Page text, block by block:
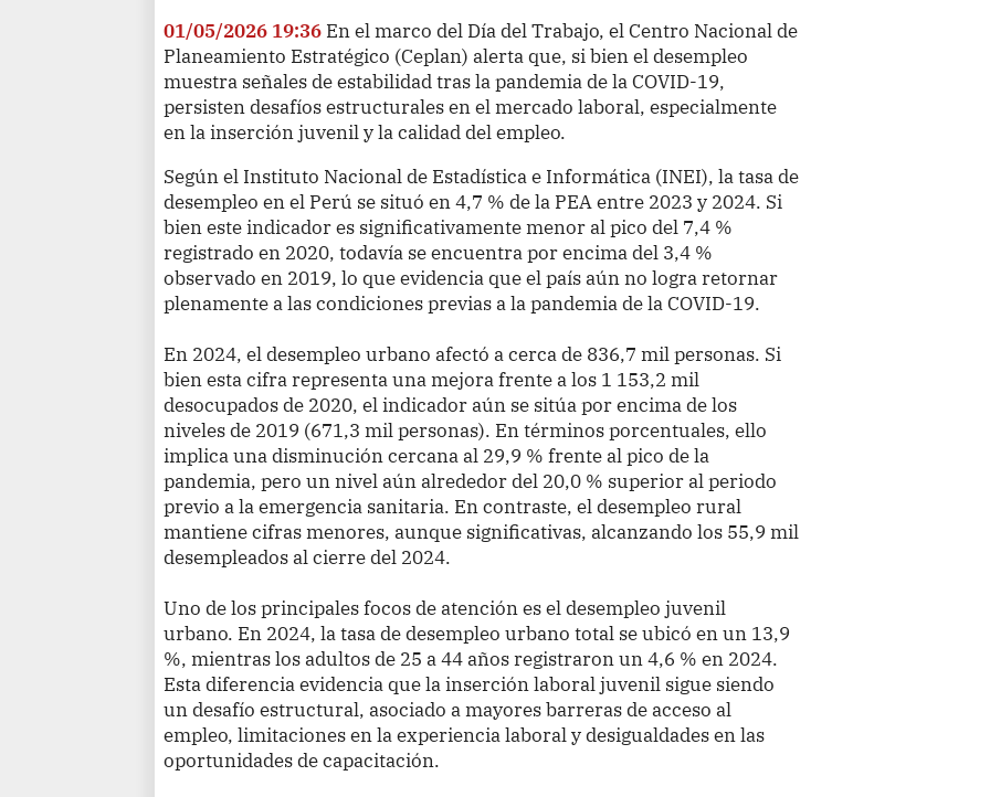
01/05/2026 19:36 En el marco del Día del Trabajo, el Centro Nacional de
Planeamiento Estratégico (Ceplan) alerta que, si bien el desempleo
muestra señales de estabilidad tras la pandemia de la COVID-19,
persisten desafíos estructurales en el mercado laboral, especialmente
en la inserción juvenil y la calidad del empleo.
Según el Instituto Nacional de Estadística e Informática (INEI), la tasa de
desempleo en el Perú se situó en 4,7 % de la PEA entre 2023 y 2024. Si
bien este indicador es significativamente menor al pico del 7,4 %
registrado en 2020, todavía se encuentra por encima del 3,4 %
observado en 2019, lo que evidencia que el país aún no logra retornar
plenamente a las condiciones previas a la pandemia de la COVID-19.
En 2024, el desempleo urbano afectó a cerca de 836,7 mil personas. Si
bien esta cifra representa una mejora frente a los 1 153,2 mil
desocupados de 2020, el indicador aún se sitúa por encima de los
niveles de 2019 (671,3 mil personas). En términos porcentuales, ello
implica una disminución cercana al 29,9 % frente al pico de la
pandemia, pero un nivel aún alrededor del 20,0 % superior al periodo
previo a la emergencia sanitaria. En contraste, el desempleo rural
mantiene cifras menores, aunque significativas, alcanzando los 55,9 mil
desempleados al cierre del 2024.
Uno de los principales focos de atención es el desempleo juvenil
urbano. En 2024, la tasa de desempleo urbano total se ubicó en un 13,9
%, mientras los adultos de 25 a 44 años registraron un 4,6 % en 2024.
Esta diferencia evidencia que la inserción laboral juvenil sigue siendo
un desafío estructural, asociado a mayores barreras de acceso al
empleo, limitaciones en la experiencia laboral y desigualdades en las
oportunidades de capacitación.